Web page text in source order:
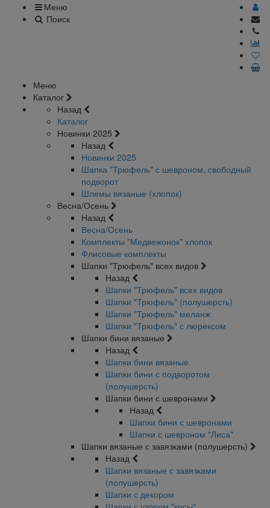
Меню
Поиск
Меню
Каталог
Назад
Каталог
Новинки 2025
Назад
Новинки 2025
Шапка "Трюфель" с шевроном, свободный
подворот
Шлемы вязаные (хлопок)
Весна/Осень
Назад
Весна/Осень
Комплекты "Медвежонок" хлопок
Флисовые комплекты
Шапки "Трюфель" всех видов
Назад
Шапки "Трюфель" всех видов
Шапки "Трюфель" (полушерсть)
Шапки "Трюфель" меланж
Шапки "Трюфель" с люрексом
Шапки бини вязаные
Назад
Шапки бини вязаные
Шапки бини с подворотом
(полушерсть)
Шапки бини с шевронами
Назад
Шапки бини с шевронами
Шапки с шевроном "Лиса"
Шапки вязаные с завязками (полушерсть)
Назад
Шапки вязаные с завязками
(полушерсть)
Шапки с декором